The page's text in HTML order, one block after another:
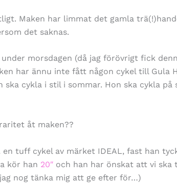
Maken har limmat det gamla
det saknas.
morsdagen (då jag förövrigt fick
har ännu inte fått någon cykel till Gula
ska cykla i stil i sommar. Hon ska cykla på
åt maken??
tuff cykel av märket IDEAL, fast han
kör han 20″ och han har önskat att vi ska
nog tänka mig att ge efter för…)